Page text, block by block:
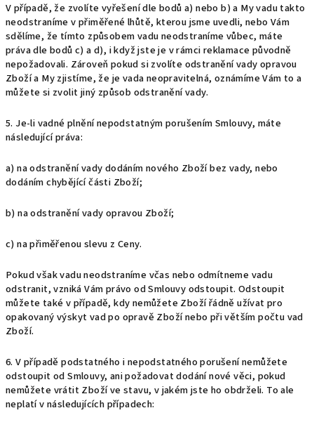
V případě, že zvolíte vyřešení dle bodů a) nebo b) a My vadu takto
neodstraníme v přiměřené lhůtě, kterou jsme uvedli, nebo Vám
sdělíme, že tímto způsobem vadu neodstraníme vůbec, máte
práva dle bodů c) a d), i když jste je v rámci reklamace původně
nepožadovali. Zároveň pokud si zvolíte odstranění vady opravou
Zboží a My zjistíme, že je vada neopravitelná, oznámíme Vám to a
můžete si zvolit jiný způsob odstranění vady.
5. Je-li vadné plnění nepodstatným porušením Smlouvy, máte
následující práva:
a) na odstranění vady dodáním nového Zboží bez vady, nebo
dodáním chybějící části Zboží;
b) na odstranění vady opravou Zboží;
c) na přiměřenou slevu z Ceny.
Pokud však vadu neodstraníme včas nebo odmítneme vadu
odstranit, vzniká Vám právo od Smlouvy odstoupit. Odstoupit
můžete také v případě, kdy nemůžete Zboží řádně užívat pro
opakovaný výskyt vad po opravě Zboží nebo při větším počtu vad
Zboží.
6. V případě podstatného i nepodstatného porušení nemůžete
odstoupit od Smlouvy, ani požadovat dodání nové věci, pokud
nemůžete vrátit Zboží ve stavu, v jakém jste ho obdrželi. To ale
neplatí v následujících případech: